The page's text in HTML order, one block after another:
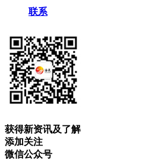
联系
获得新资讯及了解
添加关注
微信公众号